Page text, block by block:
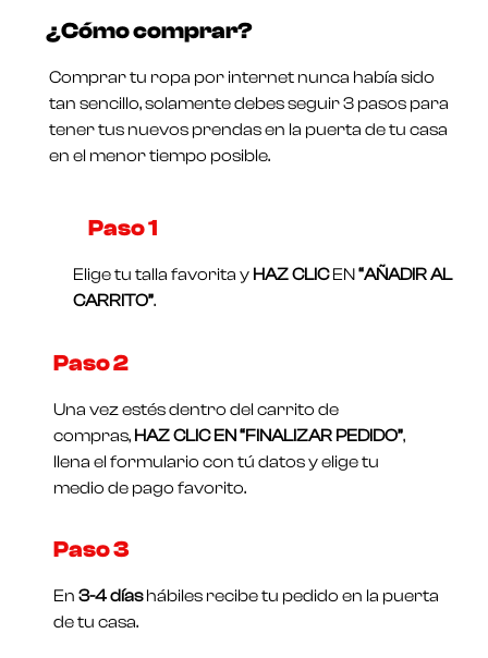
en
0
de
5
¿Cómo comprar?
Comprar tu ropa por internet nunca había sido
tan sencillo, solamente debes seguir 3 pasos para
tener tus nuevos prendas en la puerta de tu casa
en el menor tiempo posible.
Paso 1​
Elige tu talla favorita y HAZ CLICEN “AÑADIR AL
CARRITO”.
Paso 2
Una vez estés dentro del carrito de
compras, HAZ CLIC EN “FINALIZAR PEDIDO”,
llena el formulario con tú datos y elige tu
medio de pago favorito.
Paso 3
En3-4 díashábiles recibe tu pedido en la puerta
de tu casa.